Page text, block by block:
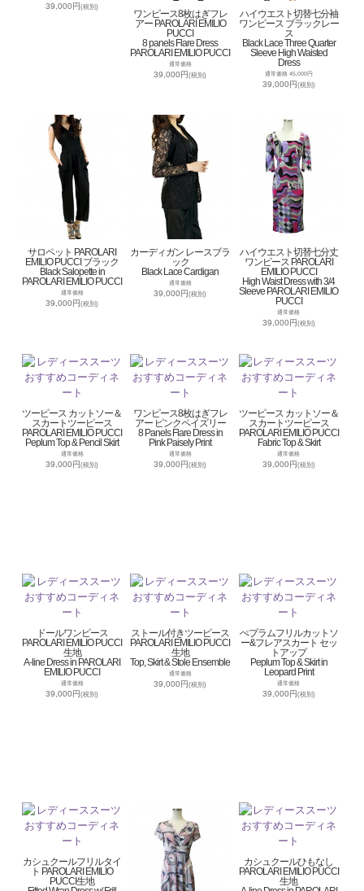
39,000円(税別)
ワンピース8枚はぎフレ
アー PAROLARI EMILIO
PUCCI
8 panels Flare Dress
PAROLARI EMILIO PUCCI
通常価格
39,000円(税別)
ハイウエスト切替七分袖
ワンピース ブラックレー
ス
Black Lace Three Quarter
Sleeve High Waisted
Dress
通常価格 45,000円
39,000円(税別)
サロペット PAROLARI
EMILIO PUCCI ブラック
Black Salopette in
PAROLARI EMILIO PUCCI
通常価格
39,000円(税別)
カーディガン レースブラ
ック
Black Lace Cardigan
通常価格
39,000円(税別)
ハイウエスト切替七分丈
ワンピース PAROLARI
EMILIO PUCCI
High Waist Dress with 3/4
Sleeve PAROLARI EMILIO
PUCCI
通常価格
39,000円 (税別)
ツーピース カットソー＆
スカートツーピース
PAROLARI EMILIO PUCCI
Peplum Top & Pencil Skirt
通常価格
39,000円(税別)
ワンピース8枚はぎフレ
アー ピンクペイズリー
8 Panels Flare Dress in
Pink Paisely Print
通常価格
39,000円(税別)
ツーピース カットソー＆
スカートツーピース
PAROLARI EMILIO PUCCI
Fabric Top & Skirt
通常価格
39,000円(税別)
ドールワンピース
PAROLARI EMILIO PUCCI
生地
A-line Dress in PAROLARI
EMILIO PUCCI
通常価格
39,000円(税別)
ストール付きツーピース
PAROLARI EMILIO PUCCI
生地
Top, Skirt & Stole Ensemble
通常価格
39,000円(税別)
ぺプラムフリルカットソ
ー&フレアスカート セッ
トアップ
Peplum Top & Skirt in
Leopard Print
通常価格
39,000円(税別)
カシュクールフリルタイ
ト PAROLARI EMILIO
PUCCI生地
カシュクールひもなし
PAROLARI EMILIO PUCCI
生地